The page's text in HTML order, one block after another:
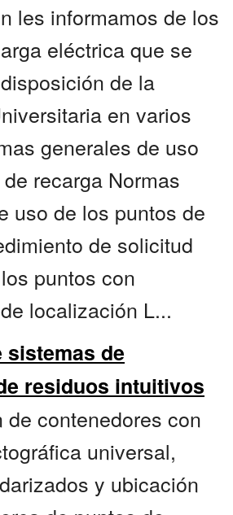
les informamos de los
eléctrica que se
de la
en varios
generales de uso
recarga Normas
uso de los puntos de
de solicitud
puntos con
localización L...
sistemas de
residuos intuitivos
de contenedores con
universal,
y ubicación